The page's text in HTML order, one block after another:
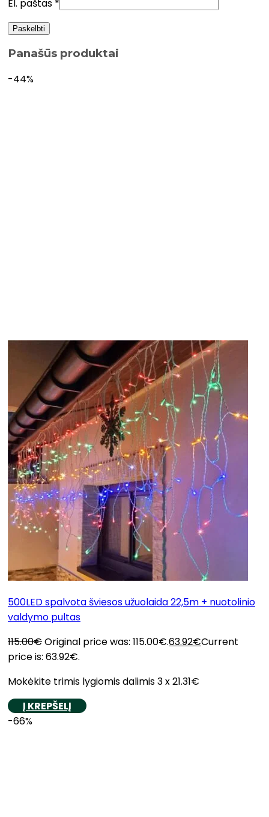
El. paštas *
Panašūs produktai
-44%
500LED spalvota šviesos užuolaida 22,5m + nuotolinio
valdymo pultas
115.00€Original price was: 115.00€.63.92€Current
price is: 63.92€.
Mokėkite trimis lygiomis dalimis 3 x 21.31€
Į KREPŠELĮ
-66%